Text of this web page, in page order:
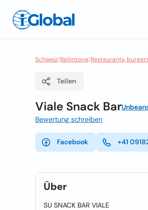
Schweiz/Bellinzona/Restaurants,
Teilen
Viale Snack Bar
Bewertung schreiben
Facebook +41
Über
SU SNACK BAR VIALE